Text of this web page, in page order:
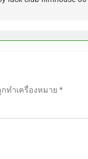
ทำเครื่องหมาย *